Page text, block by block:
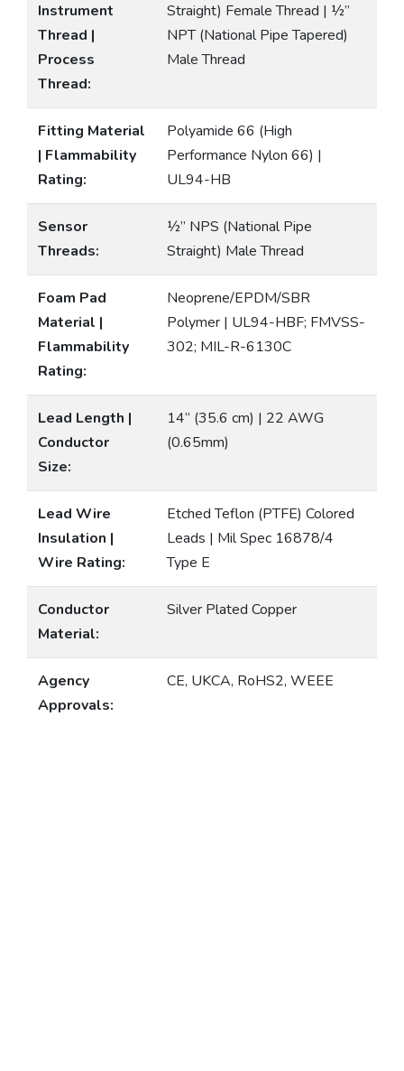
Instrument
Thread |
Process
Thread:
Straight) Female Thread | ½”
NPT (National Pipe Tapered)
Male Thread
Fitting Material
| Flammability
Rating:
Polyamide 66 (High
Performance Nylon 66) |
UL94-HB
Sensor
Threads:
½” NPS (National Pipe
Straight) Male Thread
Foam Pad
Material |
Flammability
Rating:
Neoprene/EPDM/SBR
Polymer | UL94-HBF; FMVSS-
302; MIL-R-6130C
Lead Length |
Conductor
Size:
14” (35.6 cm) | 22 AWG
(0.65mm)
Lead Wire
Insulation |
Wire Rating:
Etched Teflon (PTFE) Colored
Leads | Mil Spec 16878/4
Type E
Conductor
Material:
Silver Plated Copper
Agency
Approvals:
CE, UKCA, RoHS2, WEEE